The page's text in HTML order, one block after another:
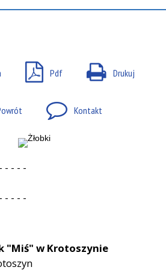
Pdf Drukuj
Kontakt
- - - -
- - - -
"Miś" w Krotoszynie